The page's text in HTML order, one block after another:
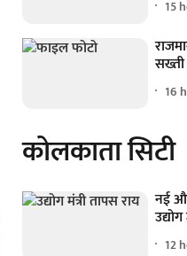
15
16
कोलकाता सिटी
नई
12